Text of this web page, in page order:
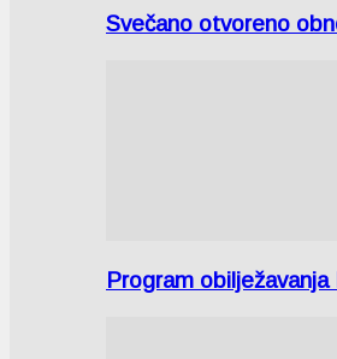
Svečano otvoreno
Program